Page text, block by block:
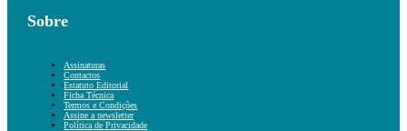
Sobre
Assinaturas
Contactos
Estatuto Editorial
Ficha Técnica
Termos e Condições
Assine a newsletter
Política de Privacidade